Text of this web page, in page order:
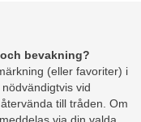
bevakning?
(eller favoriter) i
vid
till tråden. Om